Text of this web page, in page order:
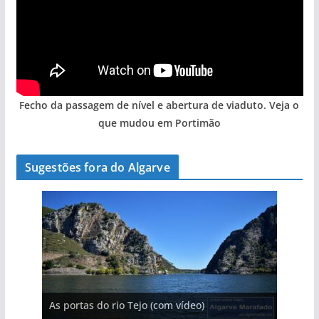
Fecho da passagem de nível e abertura de viaduto. Veja o
que mudou em Portimão
Sugestões fora do Algarve
As portas do rio Tejo (com vídeo)
A piscina natural com cascata
A aldeia mais portuguesa de Portugal (com
vídeo)